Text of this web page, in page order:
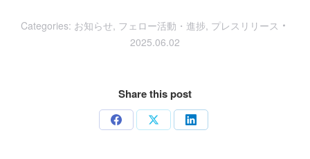
Categories: お知らせ, フェロー活動・進捗, プレスリリース
2025.06.02
Share this post
Share Share Share